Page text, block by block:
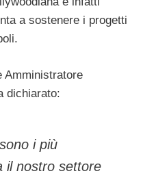
a sostenere i progetti
Amministratore
dichiarato:
i più
il nostro settore